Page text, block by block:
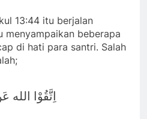
13:44 itu berjalan
menyampaikan beberapa
di hati para santri. Salah
اِتَّقُوْا